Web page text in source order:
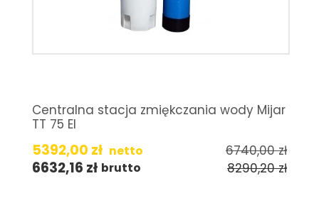
Centralna stacja zmiękczania wody Mijar
TT 75 EI
5392,00 zł netto 6740,00zł
6632,16 zł brutto 8290,20zł